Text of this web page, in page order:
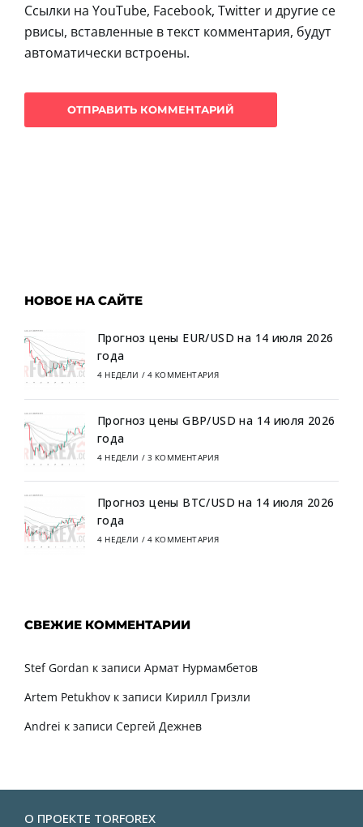
Ссылки на YouTube, Facebook, Twitter и другие се
рвисы, вставленные в текст комментария, будут
автоматически встроены.
НОВОЕ НА САЙТЕ
Прогноз цены EUR/USD на 14 июля 2026
года
4 НЕДЕЛИ / 4 КОММЕНТАРИЯ
Прогноз цены GBP/USD на 14 июля 2026
года
4 НЕДЕЛИ / 3 КОММЕНТАРИЯ
Прогноз цены BTC/USD на 14 июля 2026
года
4 НЕДЕЛИ / 4 КОММЕНТАРИЯ
СВЕЖИЕ КОММЕНТАРИИ
Stef Gordan к записи Армат Нурмамбетов
Artem Petukhov к записи Кирилл Гризли
Andrei к записи Сергей Дежнев
О ПРОЕКТЕ TORFOREX